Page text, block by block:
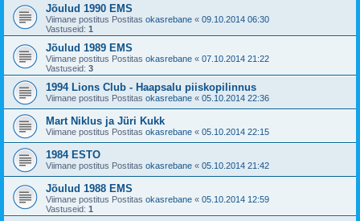
Jõulud 1990 EMS
Viimane postitus Postitas okasrebane « 09.10.2014 06:30
Vastuseid: 1
Jõulud 1989 EMS
Viimane postitus Postitas okasrebane « 07.10.2014 21:22
Vastuseid: 3
1994 Lions Club - Haapsalu piiskopilinnus
Viimane postitus Postitas okasrebane « 05.10.2014 22:36
Mart Niklus ja Jüri Kukk
Viimane postitus Postitas okasrebane « 05.10.2014 22:15
1984 ESTO
Viimane postitus Postitas okasrebane « 05.10.2014 21:42
Jõulud 1988 EMS
Viimane postitus Postitas okasrebane « 05.10.2014 12:59
Vastuseid: 1